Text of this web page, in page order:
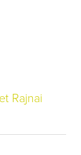
Rajnai